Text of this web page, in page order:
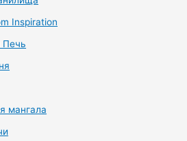
Inspiration
Печь
мангала